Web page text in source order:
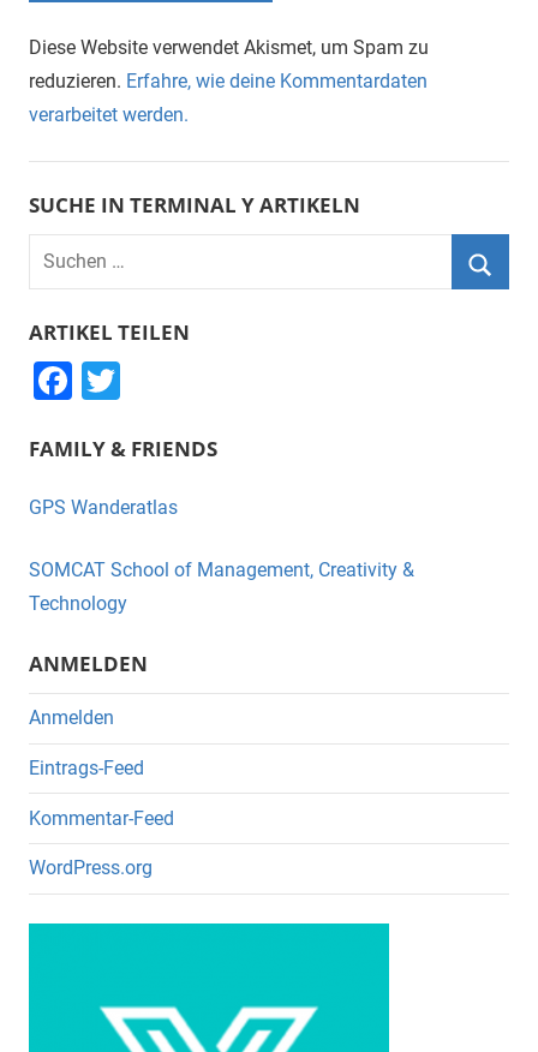
Diese Website verwendet Akismet, um Spam zu
reduzieren. Erfahre, wie deine Kommentardaten
verarbeitet werden.
SUCHE IN TERMINAL Y ARTIKELN
Suchen
nach:
ARTIKEL TEILEN
F
c
e
o
o
k
tt
er
FAMILY & FRIENDS
GPS Wanderatlas
SOMCAT School of Management, Creativity &
Technology
ANMELDEN
Anmelden
Eintrags-Feed
Kommentar-Feed
WordPress.org